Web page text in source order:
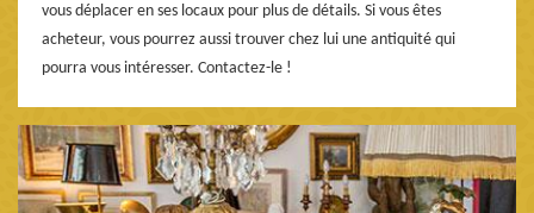
vous déplacer en ses locaux pour plus de détails. Si vous êtes
acheteur, vous pourrez aussi trouver chez lui une antiquité qui
pourra vous intéresser. Contactez-le !